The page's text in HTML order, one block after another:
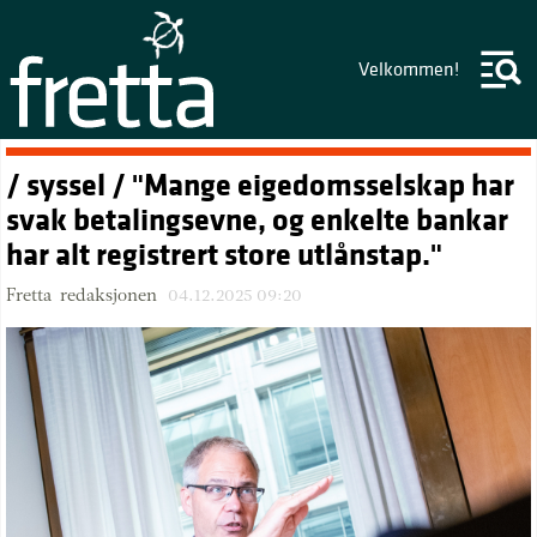
Velkommen!
/ syssel / "Mange eigedomsselskap har
svak betalingsevne, og enkelte bankar
har alt registrert store utlånstap."
Fretta-redaksjonen 04.12.2025 09:20